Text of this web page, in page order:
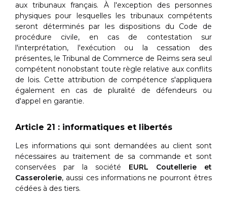
aux tribunaux français. À l'exception des personnes
physiques pour lesquelles les tribunaux compétents
seront déterminés par les dispositions du Code de
procédure civile, en cas de contestation sur
l'interprétation, l'exécution ou la cessation des
présentes, le Tribunal de Commerce de Reims sera seul
compétent nonobstant toute règle relative aux conflits
de lois. Cette attribution de compétence s'appliquera
également en cas de pluralité de défendeurs ou
d'appel en garantie.
Article 21 : informatiques et libertés
Les informations qui sont demandées au client sont
nécessaires au traitement de sa commande et sont
conservées par la société EURL Coutellerie et
Casserolerie, aussi ces informations ne pourront êtres
cédées à des tiers.